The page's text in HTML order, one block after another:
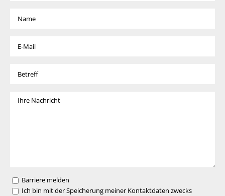
Barriere melden
Ich bin mit der Speicherung meiner Kontaktdaten zwecks